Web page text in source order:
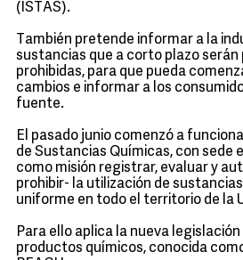
(ISTAS).
También pretende informar a la
sustancias que a corto plazo
prohibidas, para que pueda
cambios e informar a los
fuente.
El pasado junio comenzó a
de Sustancias Químicas, con sede
como misión registrar, evaluar y
prohibir- la utilización de
uniforme en todo el territorio de la
Para ello aplica la nueva
productos químicos, conocida